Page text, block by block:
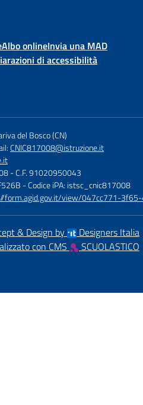
Albo onlineInvia una MAD
di accessibilità
del Bosco (CN)
CNIC817008@istruzione.it
- C.F. 91020950043
- Codice iPA: istsc_cnic817008
form.agid.gov.it/view/047cc771-
& Design by
Designers Italia
con CMS
SCUOLASTICO